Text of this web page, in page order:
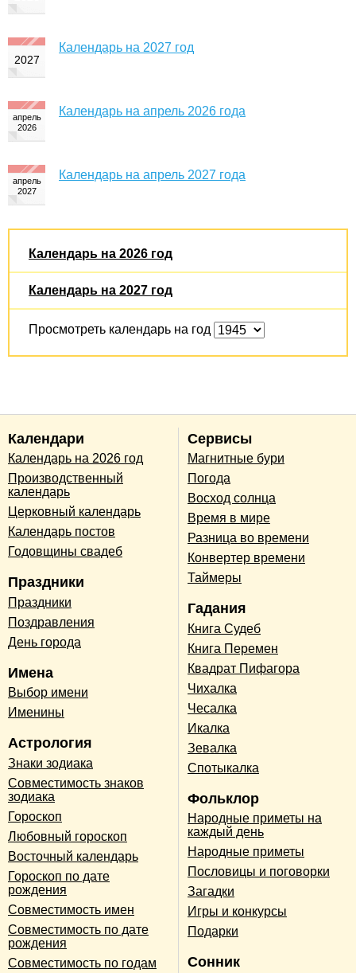
Календарь на 2027 год
Календарь на апрель 2026 года
Календарь на апрель 2027 года
Календарь на 2026 год
Календарь на 2027 год
Просмотреть календарь на год
Календари
Календарь на 2026 год
Производственный
календарь
Церковный календарь
Календарь постов
Годовщины свадеб
Праздники
Праздники
Поздравления
День города
Имена
Выбор имени
Именины
Астрология
Знаки зодиака
Совместимость знаков
зодиака
Гороскоп
Любовный гороскоп
Восточный календарь
Гороскоп по дате
рождения
Совместимость имен
Совместимость по дате
рождения
Совместимость по годам
Сервисы
Магнитные бури
Погода
Восход солнца
Время в мире
Разница во времени
Конвертер времени
Таймеры
Гадания
Книга Судеб
Книга Перемен
Квадрат Пифагора
Чихалка
Чесалка
Икалка
Зевалка
Спотыкалка
Фольклор
Народные приметы на
каждый день
Народные приметы
Пословицы и поговорки
Загадки
Игры и конкурсы
Подарки
Сонник